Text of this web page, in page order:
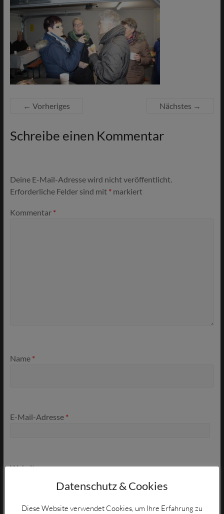
← Vorheriges Nächstes →
Schreibe einen Kommentar
Deine E-Mail-Adresse wird nicht veröffentlicht.
Erforderliche Felder sind mit *markiert
Kommentar *
Name *
E-Mail-Adresse *
Website
Datenschutz & Cookies
Diese Website verwendet Cookies, um Ihre Erfahrung zu